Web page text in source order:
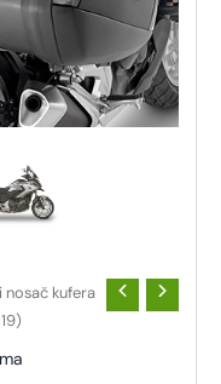
nosač kufera